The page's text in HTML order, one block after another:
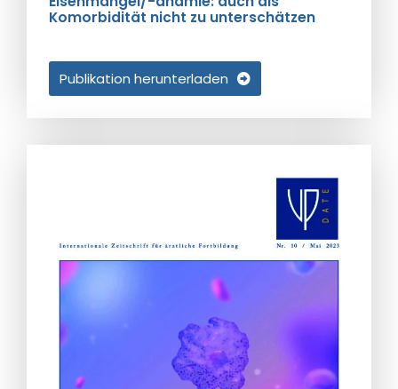
Komorbidität nicht zu unterschätzen
Publikation herunterladen